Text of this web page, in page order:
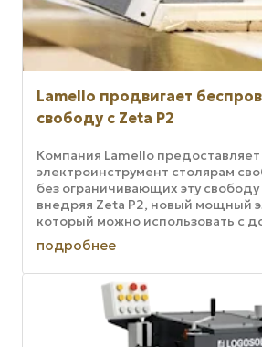
Lamello продвигает
свободу с Zeta P2
Компания Lamello
электроинструмент столярам
без ограничивающих эту
внедряя Zeta P2, новый мощный
который можно использовать с
творческой свободой.
подробнее